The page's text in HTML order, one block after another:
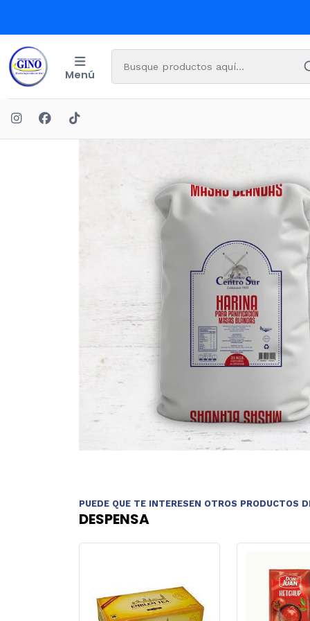
Menú
PUEDE QUE TE INTERESEN OTROS PRODUCTOS
DESPENSA